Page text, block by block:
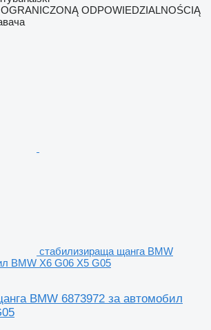
ODPOWIEDZIALNOŚCIĄ
стабилизираща щанга BMW
BMW X6 G06 X5 G05
BMW 6873972 за автомобил